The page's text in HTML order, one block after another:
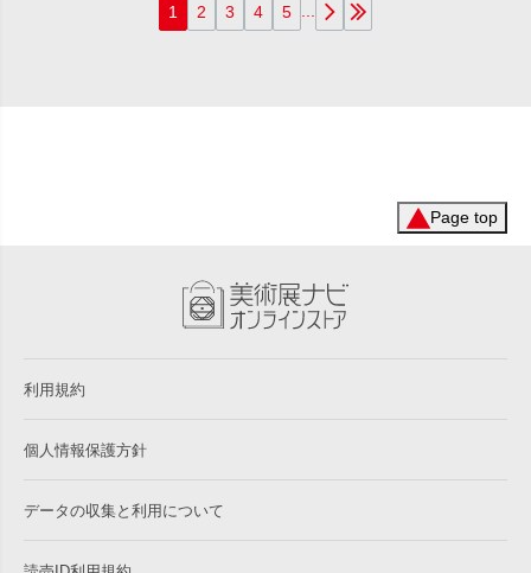
1 2 3 4 5
Page top
利用規約
個人情報保護方針
データの収集と利用について